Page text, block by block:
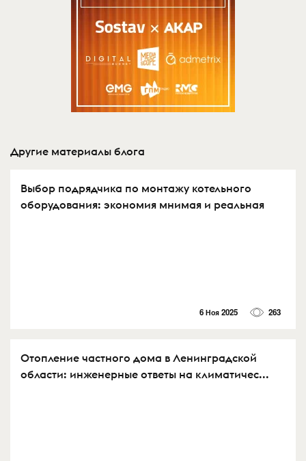
Другие материалы блога
Выбор подрядчика по монтажу котельного
оборудования: экономия мнимая и реальная
6 Ноя 2025 263
Отопление частного дома в Ленинградской
области: инженерные ответы на климатичес...